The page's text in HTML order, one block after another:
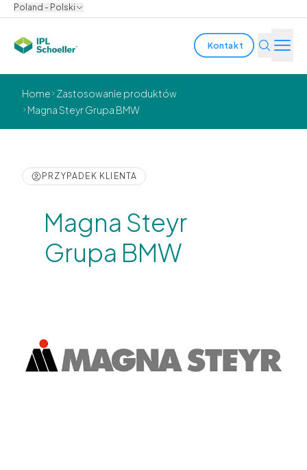
Poland - Polski
Kontakt
Branże
Home Zastosowanie produktów
Magna Steyr Grupa BMW
PRZYPADEK KLIENTA
Magna Steyr
Grupa BMW